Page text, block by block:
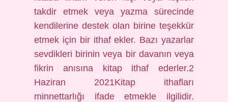
takdir etmek veya yazma sürecinde
kendilerine destek olan birine teşekkür
etmek için bir ithaf ekler. Bazı yazarlar
sevdikleri birinin veya bir davanın veya
fikrin anısına kitap ithaf ederler.2
Haziran 2021Kitap ithafları
minnettarlığı ifade etmekle ilgilidir.